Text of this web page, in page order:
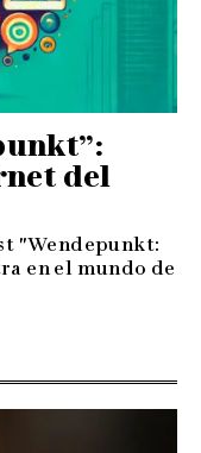
del
"Wendepunkt:
en el mundo de